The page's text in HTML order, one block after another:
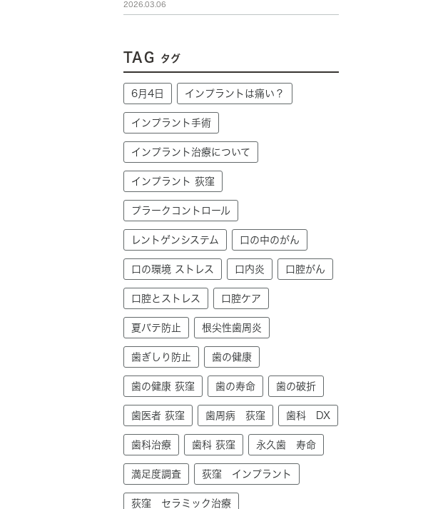
2026.03.06
TAG タグ
6月4日 インプラントは痛い？
インプラント手術
インプラント治療について
インプラント 荻窪
プラークコントロール
レントゲンシステム 口の中のがん
口の環境 ストレス 口内炎 口腔がん
口腔とストレス 口腔ケア
夏バテ防止 根尖性歯周炎
歯ぎしり防止 歯の健康
歯の健康 荻窪 歯の寿命 歯の破折
歯医者 荻窪 歯周病 荻窪 歯科 DX
歯科治療 歯科 荻窪 永久歯 寿命
満足度調査 荻窪 インプラント
荻窪 セラミック治療